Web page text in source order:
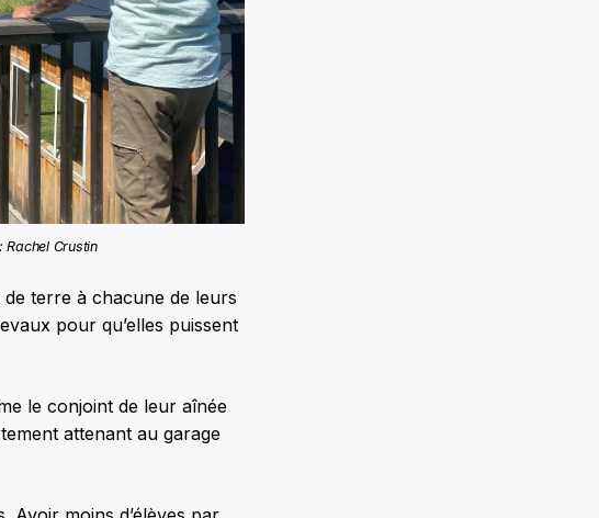
Rachel Crustin
terre à chacune de leurs
pour qu’elles puissent
le conjoint de leur aînée
attenant au garage